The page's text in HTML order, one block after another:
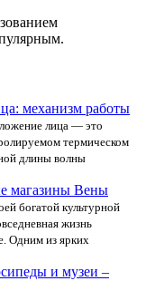
механизм работы
лица — это
термическом
длины волны
магазины Вены
богатой культурной
жизнь
Одним из ярких
и музеи –